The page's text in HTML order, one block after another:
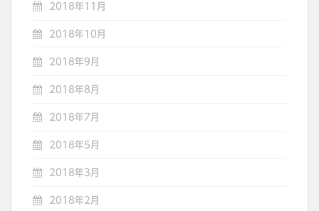
2018年11月
2018年10月
2018年9月
2018年8月
2018年7月
2018年5月
2018年3月
2018年2月